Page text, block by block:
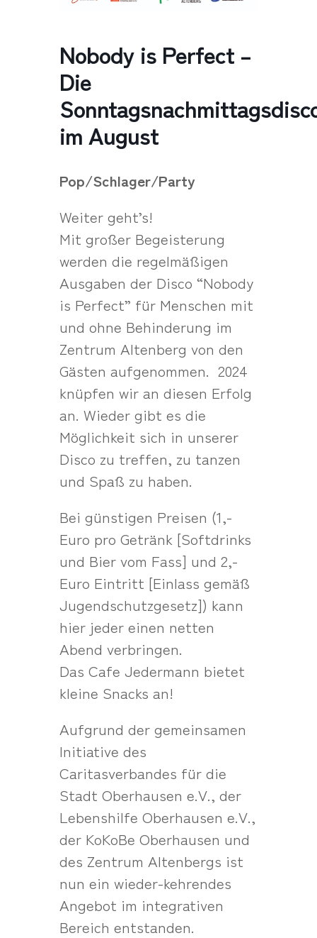
Nobody is Perfect –
Die
im August
Pop/Schlager/Party
Weiter geht’s!
Mit großer Begeisterung
werden die regelmäßigen
Ausgaben der Disco “Nobody
is Perfect” für Menschen mit
und ohne Behinderung im
Zentrum Altenberg von den
Gästen aufgenommen. 2024
knüpfen wir an diesen Erfolg
an. Wieder gibt es die
Möglichkeit sich in unserer
Disco zu treffen, zu tanzen
und Spaß zu haben.
Bei günstigen Preisen (1,-
Euro pro Getränk [Softdrinks
und Bier vom Fass] und 2,-
Euro Eintritt [Einlass gemäß
Jugendschutzgesetz]) kann
hier jeder einen netten
Abend verbringen.
Das Cafe Jedermann bietet
kleine Snacks an!
Aufgrund der gemeinsamen
Initiative des
Caritasverbandes für die
Stadt Oberhausen e.V., der
Lebenshilfe Oberhausen e.V.,
der KoKoBe Oberhausen und
des Zentrum Altenbergs ist
nun ein wieder-kehrendes
Angebot im integrativen
Bereich entstanden.